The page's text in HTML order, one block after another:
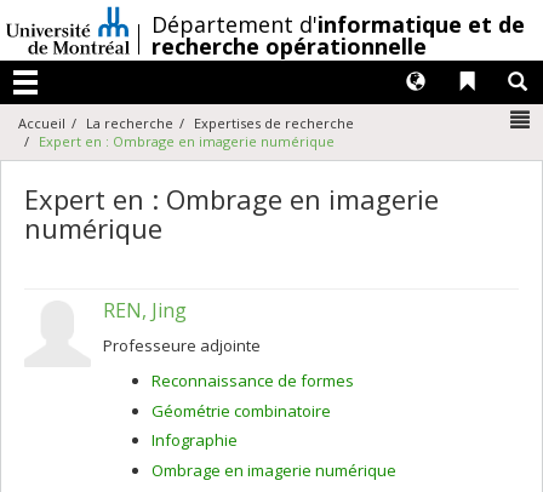
au
contenu
/Département d'informatique et de
recherche opérationnelle
Menu
Liens
Langues
Accueil La recherche
Expertises de recherche
Expert en : Ombrage en imagerie numérique
Expert en : Ombrage en imagerie
numérique
REN, Jing
Professeure adjointe
Reconnaissance de formes
Géométrie combinatoire
Infographie
Ombrage en imagerie numérique